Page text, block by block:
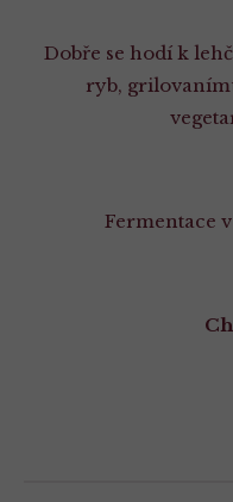
Dobře se hodí k
ryb,
Fermentace